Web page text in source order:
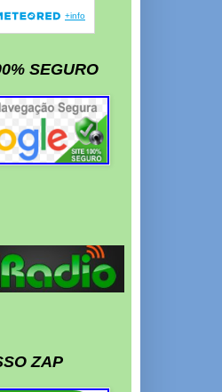
SEGURO
ZAP